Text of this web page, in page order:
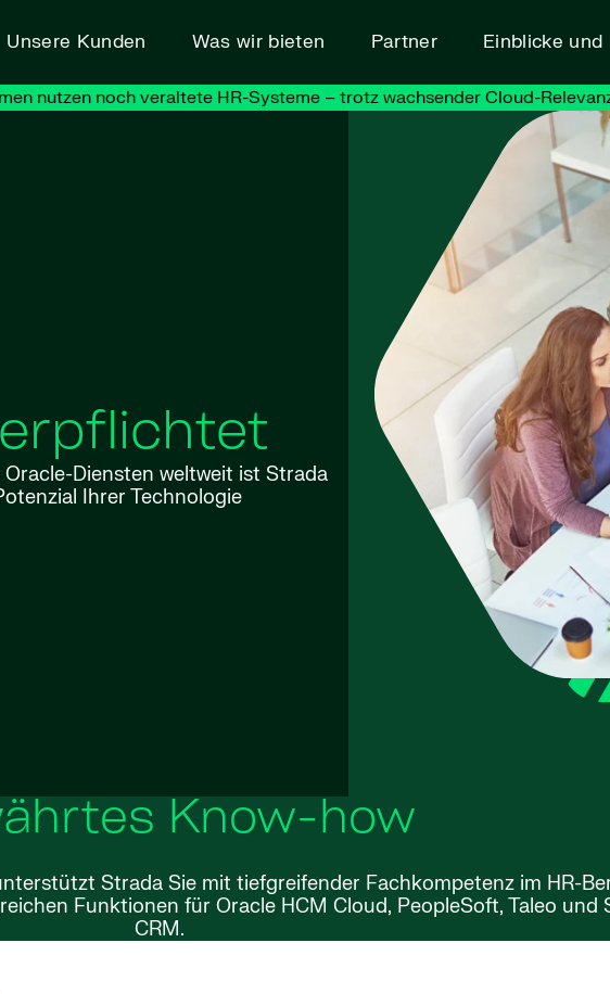
Unsere Kunden Was wir bieten Partner Einblicke
nutzen noch veraltete HR-Systeme – trotz wachsender Cloud-
Diensten weltweit ist Strada
Ihrer Technologie
Know-how
Strada Sie mit tiefgreifender Fachkompetenz im HR-
Funktionen für Oracle HCM Cloud, PeopleSoft, Taleo und
CRM.